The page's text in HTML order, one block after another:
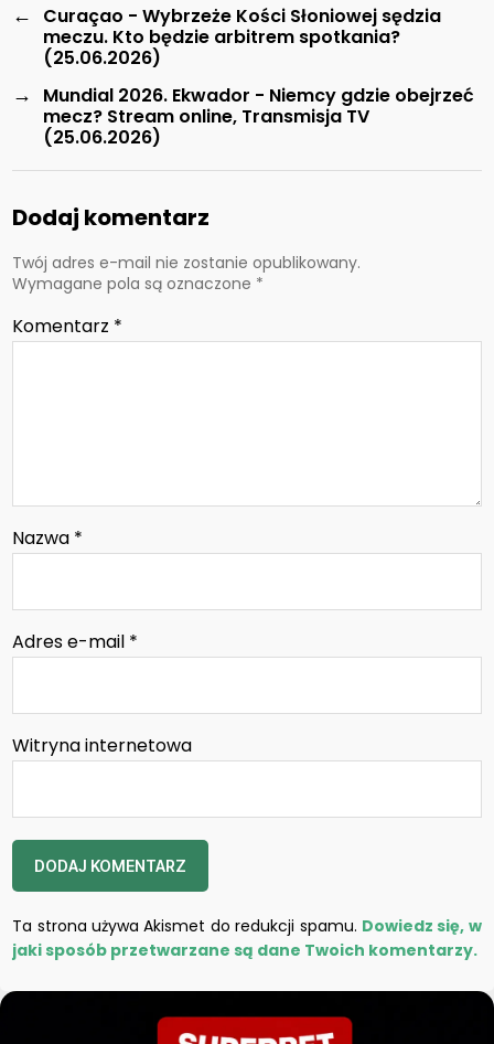
←
Curaçao - Wybrzeże Kości Słoniowej sędzia
meczu. Kto będzie arbitrem spotkania?
(25.06.2026)
→
Mundial 2026. Ekwador - Niemcy gdzie obejrzeć
mecz? Stream online, Transmisja TV
(25.06.2026)
Dodaj komentarz
Twój adres e-mail nie zostanie opublikowany.
Wymagane pola są oznaczone *
Komentarz *
Nazwa *
Adres e-mail *
Witryna internetowa
Ta strona używa Akismet do redukcji spamu. Dowiedz się, w
jaki sposób przetwarzane są dane Twoich komentarzy.